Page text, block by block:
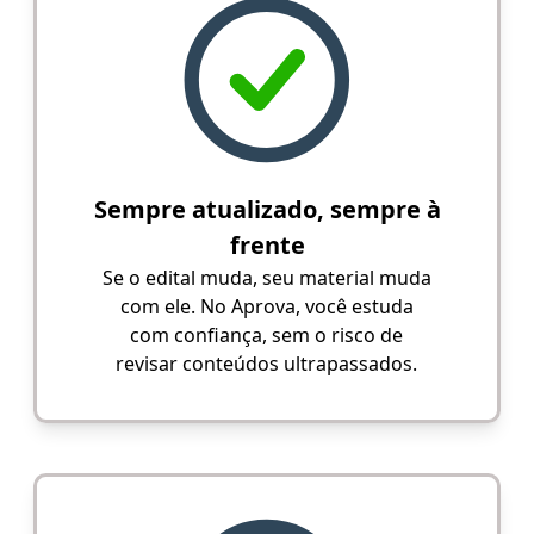
Sempre atualizado, sempre à
frente
Se o edital muda, seu material muda
com ele. No Aprova, você estuda
com confiança, sem o risco de
revisar conteúdos ultrapassados.